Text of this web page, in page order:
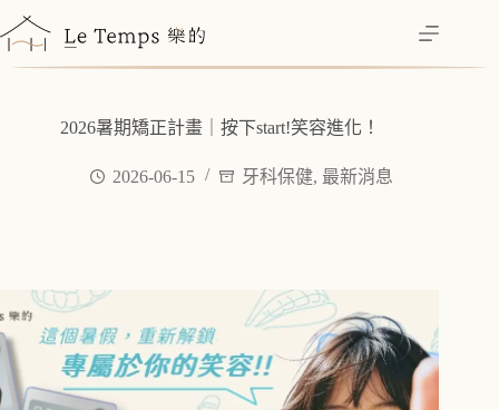
至
主
2026暑期矯正計畫｜按下start!笑容進化！
2026-06-15 牙科保健, 最新消息